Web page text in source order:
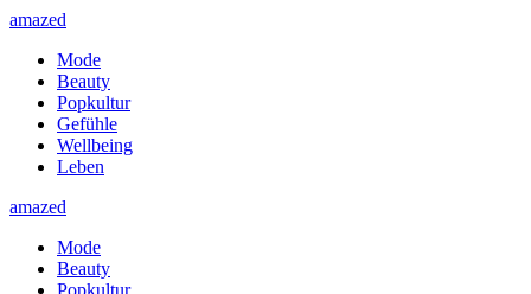
amazed
Mode
Beauty
Popkultur
Gefühle
Wellbeing
Leben
amazed
Mode
Beauty
Popkultur